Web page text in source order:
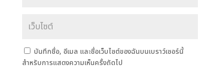
บันทึกชื่อ, อีเมล และชื่อเว็บไซต์ของฉันบนเบราว์เซอร์นี้
สำหรับการแสดงความเห็นครั้งถัดไป